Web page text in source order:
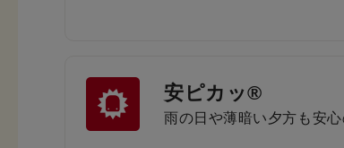
小学生から支持される圧倒
安ピカッ®
雨の日や薄暗い夕方も安